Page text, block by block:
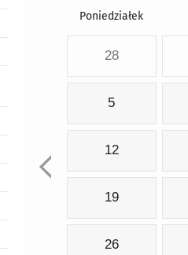
Poniedziałek
28
5
12
19
26